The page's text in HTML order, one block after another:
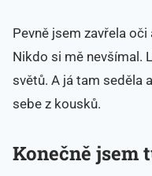
Pevně jsem zavřela
Nikdo si mě nevšímal.
světů. A já tam seděla
sebe z kousků.
Konečně jsem